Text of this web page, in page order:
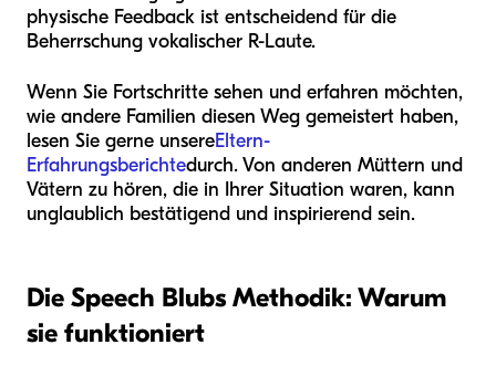
physische Feedback ist entscheidend für die
Beherrschung vokalischer R-Laute.
Wenn Sie Fortschritte sehen und erfahren möchten,
wie andere Familien diesen Weg gemeistert haben,
lesen Sie gerne unsereEltern-
Erfahrungsberichtedurch. Von anderen Müttern und
Vätern zu hören, die in Ihrer Situation waren, kann
unglaublich bestätigend und inspirierend sein.
Die Speech Blubs Methodik: Warum
sie funktioniert